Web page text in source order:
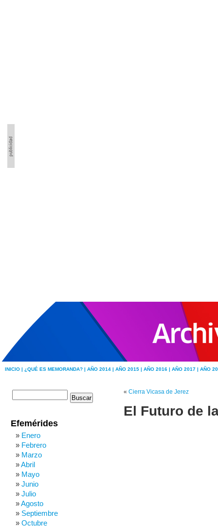
INICIO | ¿QUÉ ES MEMORANDA? | AÑO 2014 | AÑO 2015 | AÑO 2016 | AÑO 2017 | AÑO
« Cierra Vicasa de Jerez
El Futuro de
Efemérides
Enero
Febrero
Marzo
Abril
Mayo
Junio
Julio
Agosto
Septiembre
Octubre